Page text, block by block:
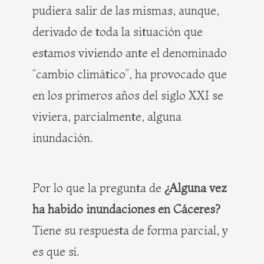
pudiera salir de las mismas, aunque,
derivado de toda la situación que
estamos viviendo ante el denominado
“cambio climático”, ha provocado que
en los primeros años del siglo XXI se
viviera, parcialmente, alguna
inundación.
Por lo que la pregunta de ¿Alguna vez
ha habido inundaciones en Cáceres?
Tiene su respuesta de forma parcial, y
es que sí.